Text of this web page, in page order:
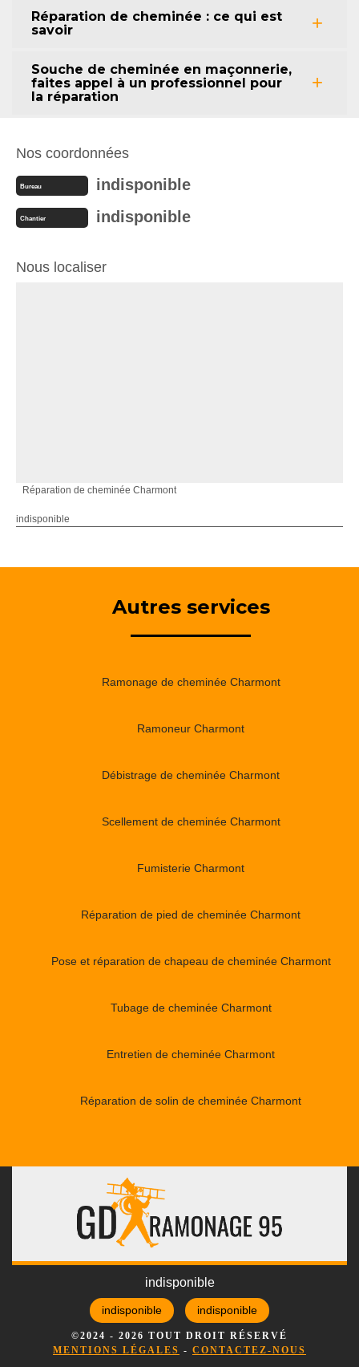
Réparation de cheminée : ce qui est
savoir
Souche de cheminée en maçonnerie,
faites appel à un professionnel pour
la réparation
Nos coordonnées
Bureau indisponible
Chantier indisponible
Nous localiser
Réparation de cheminée Charmont
indisponible
Autres services
Ramonage de cheminée Charmont
Ramoneur Charmont
Débistrage de cheminée Charmont
Scellement de cheminée Charmont
Fumisterie Charmont
Réparation de pied de cheminée Charmont
Pose et réparation de chapeau de cheminée Charmont
Tubage de cheminée Charmont
Entretien de cheminée Charmont
Réparation de solin de cheminée Charmont
indisponible
indisponible indisponible
©2024 - 2026 TOUT DROIT RÉSERVÉ
MENTIONS LÉGALES - CONTACTEZ-NOUS